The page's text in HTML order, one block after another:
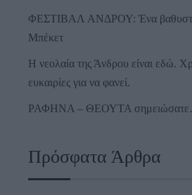
ΦΕΣΤΙΒΑΛ ΑΝΔΡΟΥ: Ένα
Μπέκετ
Η νεολαία της Άνδρου είναι εδώ.
ευκαιρίες για να φανεί.
ΡΑΦΗΝΑ – ΘΕΟΥΤΑ
Πρόσφατα Άρθρα